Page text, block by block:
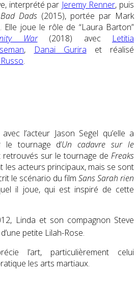
interprété par Jeremy Renner, puis
Dads (2015), portée par Mark
Elle joue le rôle de “Laura Barton”
War(2018) avec Letitia
, Danai Gurira et réalisé
.
l’acteur Jason Segel qu’elle a
le tournage d’Un cadavre sur le
retrouvés sur le tournage de Freaks
les acteurs principaux, mais se sont
le scénario du film Sans Sarah rien
il joue, qui est inspiré de cette
Linda et son compagnon Steve
petite Lilah-Rose.
l’art, particulièrement celui
les arts martiaux.